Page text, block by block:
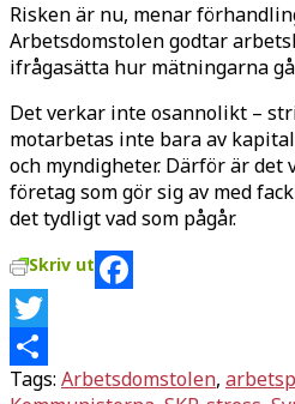
Risken är nu, menar
Arbetsdomstolen godtar
ifrågasätta hur mätningarna
Det verkar inte osannolikt –
motarbetas inte bara av
och myndigheter. Därför är
företag som gör sig av med
det tydligt vad som pågår.
Skriv ut
Facebook
Twitter
Dela
Tags: Arbetsdomstolen,